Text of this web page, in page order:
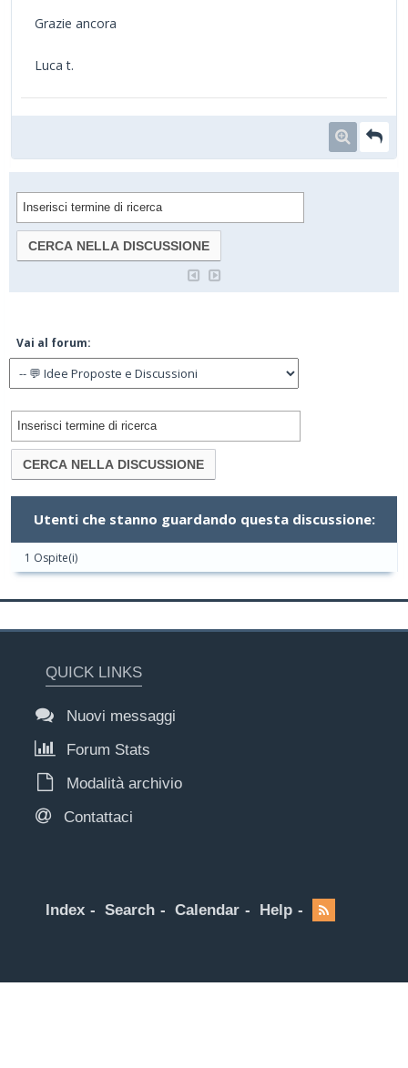
Grazie ancora
Luca t.
Vai al forum:
Utenti che stanno guardando questa discussione:
1 Ospite(i)
QUICK LINKS
Nuovi messaggi
Forum Stats
Modalità archivio
Contattaci
Index Search Calendar Help